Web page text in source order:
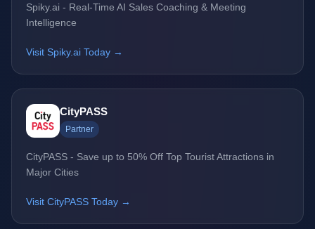
Spiky.ai - Real-Time AI Sales Coaching & Meeting
Intelligence
Visit Spiky.ai Today →
CityPASS
Partner
CityPASS - Save up to 50% Off Top Tourist Attractions in
Major Cities
Visit CityPASS Today →